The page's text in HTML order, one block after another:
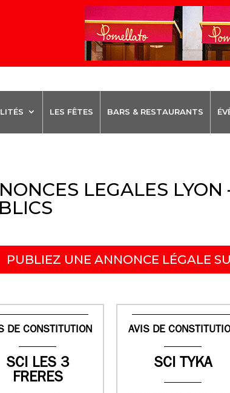
LES FÊTES BARS & RESTAURANTS
LEGALES LYON
PUBLIEZ UNE ANNONCE LÉGALE
DE CONSTITUTION
SCI LES 3
FRERES
AVIS DE
SCI TYKA